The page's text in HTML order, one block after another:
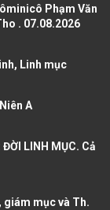
Phạm Văn
. 07.08.2026
Linh mục
A
LINH MỤC. Cả
giám mục và Th.